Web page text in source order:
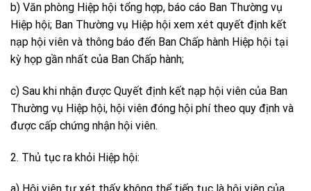
b) Văn phòng Hiệp hội tổng hợp, báo cáo Ban Thường vụ
Hiệp hội; Ban Thường vụ Hiệp hội xem xét quyết định kết
nạp hội viên và thông báo đến Ban Chấp hành Hiệp hội tại
kỳ họp gần nhất của Ban Chấp hành;
c) Sau khi nhận được Quyết định kết nạp hội viên của Ban
Thường vụ Hiệp hội, hội viên đóng hội phí theo quy định và
được cấp chứng nhận hội viên.
2. Thủ tục ra khỏi Hiệp hội: